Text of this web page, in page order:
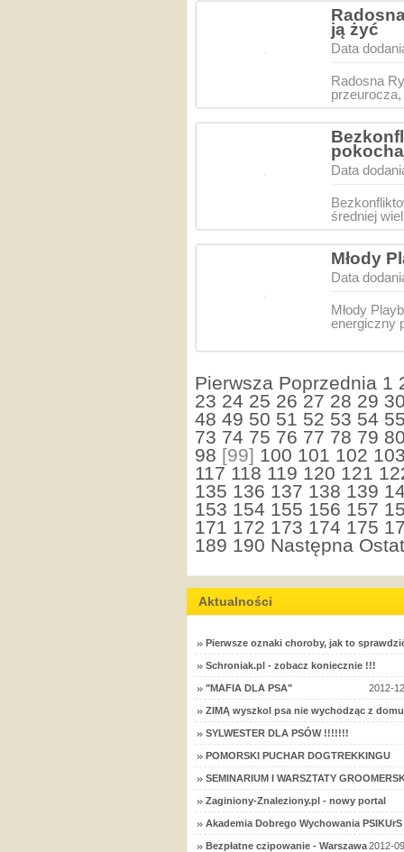
ją żyć
Data
Radosna
Data
średniej
Młody
Data
Młody
energiczny
Pierwsza Poprzednia 1
23 24 25 26 27 28 29
48 49 50 51 52 53 54
73 74 75 76 77 78 79
98 [99] 100 101 102
117 118 119 120 121
135 136 137 138 139
153 154 155 156 157
171 172 173 174 175
189 190 Następna
Aktualności
Pierwsze oznaki choroby, jak to
Schroniak.pl - zobacz koniecznie !!!
"MAFIA DLA PSA" 2012-
ZIMĄ wyszkol psa nie wychodząc z
SYLWESTER DLA PSÓW !!!!!!!
POMORSKI PUCHAR DOGTREKKINGU
SEMINARIUM I WARSZTATY
Zaginiony-Znaleziony.pl - nowy portal
Akademia Dobrego Wychowania
Bezpłatne czipowanie - Warszawa2012-